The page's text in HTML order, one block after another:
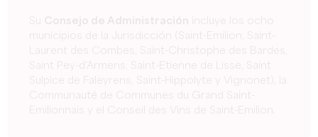
Su Consejo de Administración incluye los ocho
municipios de la Jurisdicción (Saint-Emilion, Saint-
Laurent des Combes, Saint-Christophe des Bardes,
Saint Pey-d'Armens, Saint-Etienne de Lisse, Saint
Sulpice de Faleyrens, Saint-Hippolyte y Vignonet), la
Communauté de Communes du Grand Saint-
Emilionnais y el Conseil des Vins de Saint-Emilion.